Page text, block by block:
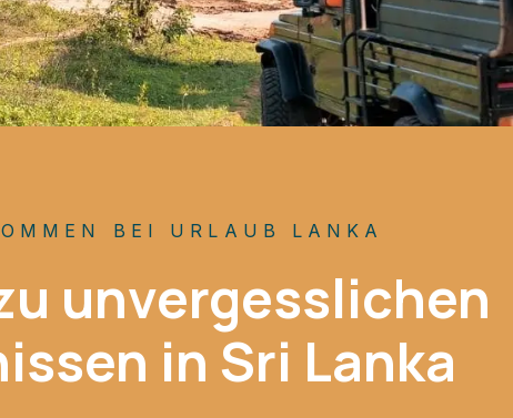
BEI URLAUB LANKA
unvergesslichen
in Sri Lanka